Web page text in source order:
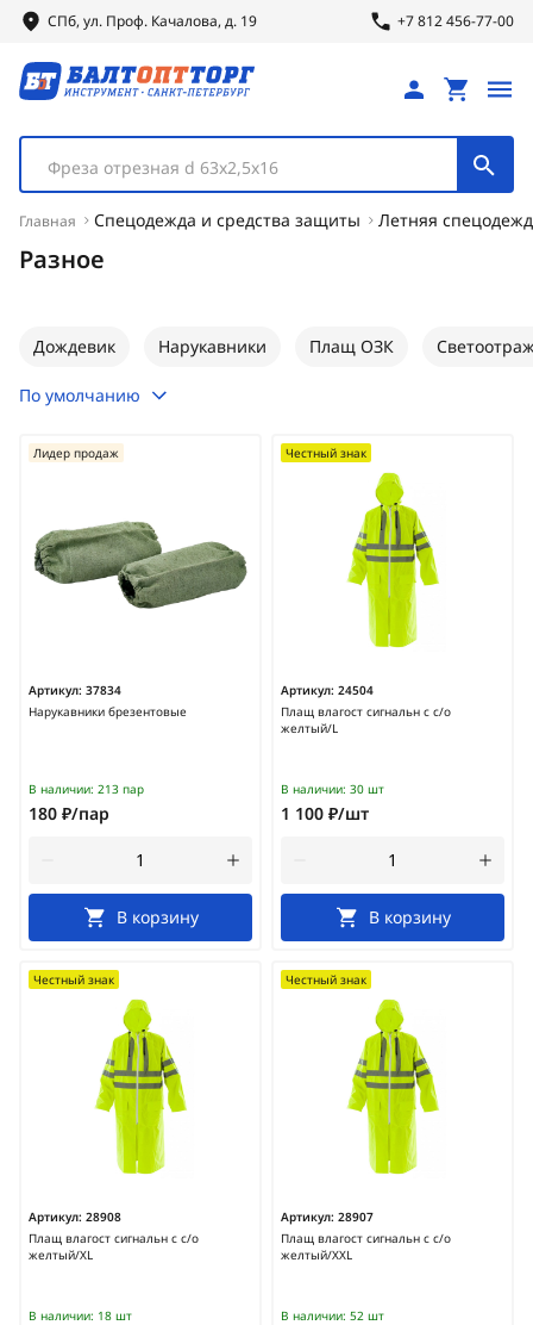
СПб, ул. Проф. Качалова, д. 19 +7 812 456-77-00
Фреза отрезная d 63х2,5х16
Главная Спецодежда и средства защиты Летняя
Разное
Дождевик Нарукавники Плащ ОЗК
По умолчанию
Артикул: 37834
Нарукавники брезентовые
Лидер продаж
В наличии: 213 пар
180 ₽/пар
В корзину
Артикул: 24504
Плащ влагост сигнальн с с/о
желтый/L
Честный знак
В наличии: 30 шт
1 100 ₽/шт
В корзину
Артикул: 28908
Плащ влагост сигнальн с с/о
желтый/XL
Честный знак
В наличии: 18 шт
Артикул: 28907
Плащ влагост сигнальн с с/о
желтый/XXL
Честный знак
В наличии: 52 шт